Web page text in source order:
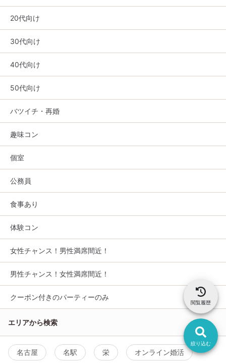
絞り込む
閲覧履歴
20代向け
30代向け
40代向け
50代向け
バツイチ・再婚
趣味コン
個室
公務員
食事あり
体験コン
女性チャンス！男性満席間近！
男性チャンス！女性満席間近！
クーポン付きのパーティーのみ
エリアから検索
名古屋 名駅 栄 オンライン婚活